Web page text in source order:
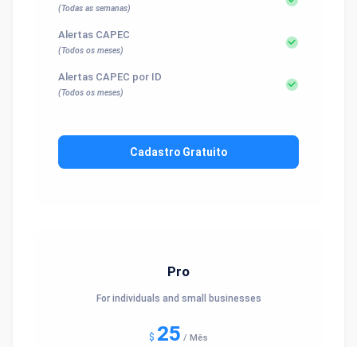
(Todas as semanas)
Alertas CAPEC
(Todos os meses)
Alertas CAPEC por ID
(Todos os meses)
Cadastro Gratuito
Pro
For individuals and small businesses
$ 25 / Mês